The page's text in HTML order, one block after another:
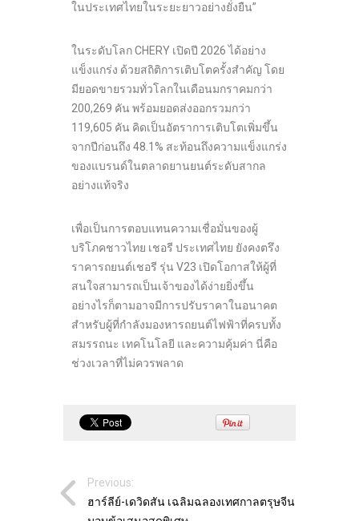
ในประเทศไทยในระยะยาวอย่างยั่งยืน”
ในระดับโลก CHERY เปิดปี 2026 ได้อย่าง
แข็งแกร่ง ด้วยสถิติการเติบโตครั้งสำคัญ โดย
มียอดขายรวมทั่วโลกในเดือนมกราคมกว่า
200,269 คัน พร้อมยอดส่งออกรวมกว่า
119,605 คัน คิดเป็นอัตราการเติบโตเพิ่มขึ้น
จากปีก่อนถึง 48.1% สะท้อนถึงความแข็งแกร่ง
ของแบรนด์ในตลาดยานยนต์ระดับสากล
อย่างแท้จริง
เพื่อเป็นการตอบแทนความเชื่อมั่นของผู้
บริโภคชาวไทย เชอรี ประเทศไทย ยังคงตรึง
ราคารถยนต์เชอรี รุ่น V23 เปิดโอกาสให้ผู้ที่
สนใจสามารถเป็นเจ้าของได้ง่ายยิ่งขึ้น
อย่างไรก็ตามอาจมีการปรับราคาในอนาคต
สำหรับผู้ที่กำลังมองหารถยนต์ไฟฟ้าที่ครบทั้ง
สมรรถนะ เทคโนโลยี และความคุ้มค่า นี่คือ
ช่วงเวลาที่ไม่ควรพลาด
Previous:
ฮาร์ลีย์-เดวิดสัน เฉลิมฉลองเทศกาลตรุษจีน